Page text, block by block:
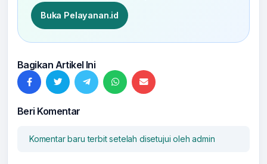
Buka Pelayanan.id
Bagikan Artikel Ini
Beri Komentar
Komentar baru terbit setelah disetujui oleh admin